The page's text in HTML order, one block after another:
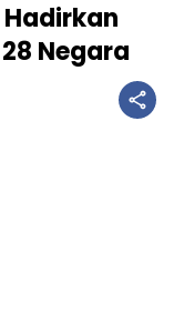
Negara